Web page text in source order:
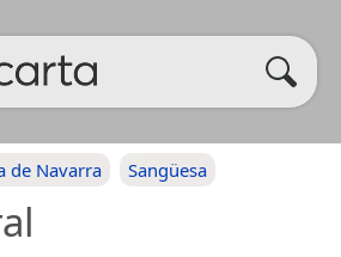
de Navarra Sangüesa